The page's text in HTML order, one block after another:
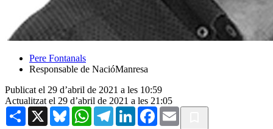
Pere Fontanals
Responsable de NacióManresa
Publicat el 29 d’abril de 2021 a les 10:59
Actualitzat el 29 d’abril de 2021 a les 21:05
Share X BlueskyWhatsAppTelegramLinkedInFacebook
Email